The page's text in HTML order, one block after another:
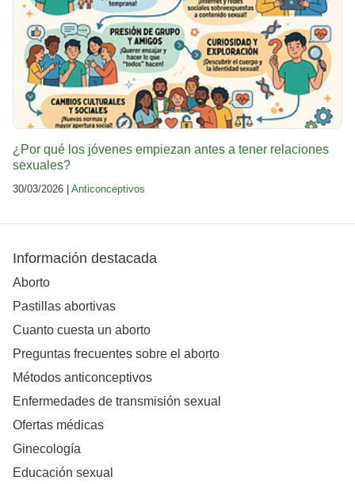
¿Por qué los jóvenes empiezan antes a tener relaciones
sexuales?
30/03/2026 | Anticonceptivos
Información destacada
Aborto
Pastillas abortivas
Cuanto cuesta un aborto
Preguntas frecuentes sobre el aborto
Métodos anticonceptivos
Enfermedades de transmisión sexual
Ofertas médicas
Ginecología
Educación sexual